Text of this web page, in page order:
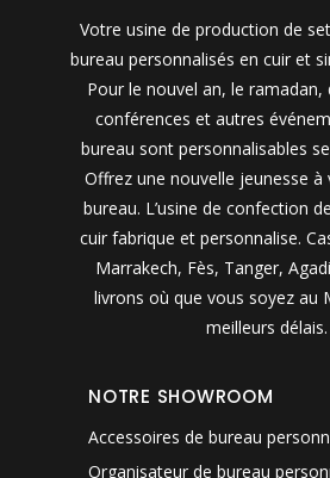
Votre usine de production de
bureau personnalisés en cuir et
Pour le nouvel an, le ramadan,
conférences et autres
bureau sont personnalisables
Offrez une nouvelle jeunesse à
bureau. L’usine de confection
cuir fabrique et personnalise.
Marrakech, Fès, Tanger,
livrons où que vous soyez au
meilleurs délais.
NOTRE SHOWROOM
Accessoires de bureau
Organisateur de bureau